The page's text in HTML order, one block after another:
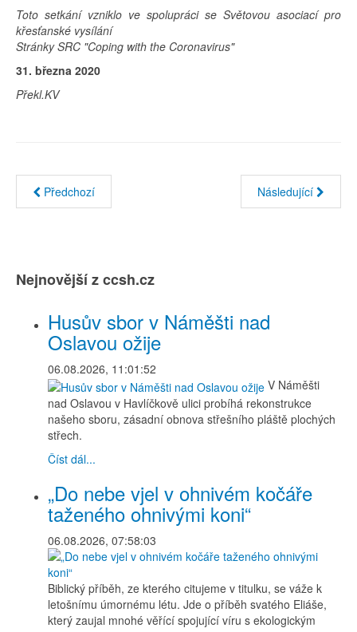
Toto setkání vzniklo ve spolupráci se Světovou asociací pro
křesťanské vysílání
Stránky SRC "Coping with the Coronavirus"
31. března 2020
Překl.KV
Předchozí Následující
Nejnovější z ccsh.cz
Husův sbor v Náměšti nad
Oslavou ožije
06.08.2026, 11:01:52
V Náměšti
nad Oslavou v Havlíčkově ulici probíhá rekonstrukce
našeho sboru, zásadní obnova střešního pláště plochých
střech.
Číst dál...
„Do nebe vjel v ohnivém kočáře
taženého ohnivými koni“
06.08.2026, 07:58:03
Biblický příběh, ze kterého citujeme v titulku, se váže k
letošnímu úmornému létu. Jde o příběh svatého Eliáše,
který zaujal mnohé věřící spojující víru s ekologickým